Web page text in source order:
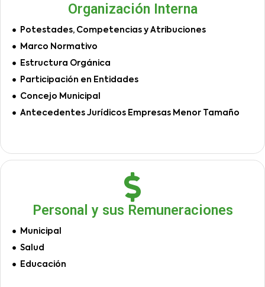
Organización Interna
Potestades, Competencias y Atribuciones
Marco Normativo
Estructura Orgánica
Participación en Entidades
Concejo Municipal
Antecedentes Jurídicos Empresas Menor Tamaño
Personal y sus Remuneraciones
Municipal
Salud
Educación